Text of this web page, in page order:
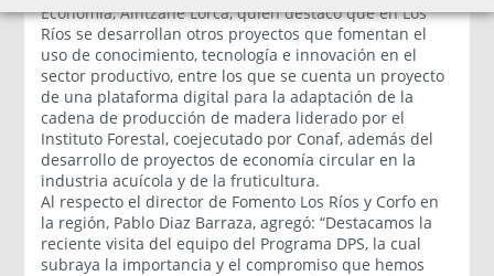
Economía, Aintzane Lorca, quien destacó que en Los
Ríos se desarrollan otros proyectos que fomentan el
uso de conocimiento, tecnología e innovación en el
sector productivo, entre los que se cuenta un proyecto
de una plataforma digital para la adaptación de la
cadena de producción de madera liderado por el
Instituto Forestal, coejecutado por Conaf, además del
desarrollo de proyectos de economía circular en la
industria acuícola y de la fruticultura.
Al respecto el director de Fomento Los Ríos y Corfo en
la región, Pablo Diaz Barraza, agregó: “Destacamos la
reciente visita del equipo del Programa DPS, la cual
subraya la importancia y el compromiso que hemos